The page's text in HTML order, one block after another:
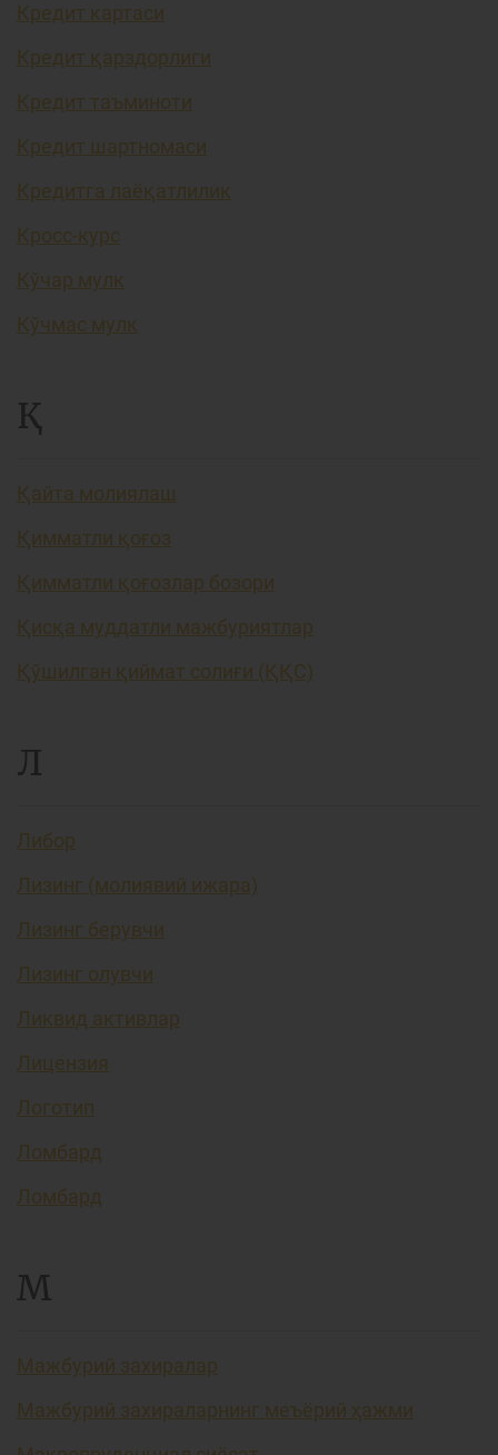
Кредит картаси
Кредит қарздорлиги
Кредит таъминоти
Кредит шартномаси
Кредитга лаёқатлилик
Кросс-курс
Кўчар мулк
Кўчмас мулк
Қ
Қайта молиялаш
Қимматли қоғоз
Қимматли қоғозлар бозори
Қисқа муддатли мажбуриятлар
Қўшилган қиймат солиғи (ҚҚС)
Л
Либор
Лизинг (молиявий ижара)
Лизинг берувчи
Лизинг олувчи
Ликвид активлар
Лицензия
Логотип
Ломбард
Ломбард
М
Мажбурий захиралар
Мажбурий захираларнинг меъёрий ҳажми